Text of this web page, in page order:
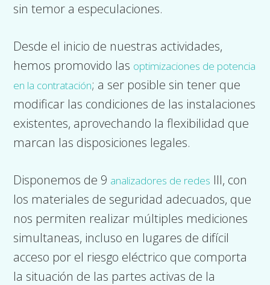
sin temor a especulaciones.
Desde el inicio de nuestras actividades,
hemos promovido las optimizaciones de potencia
en la contratación; a ser posible sin tener que
modificar las condiciones de las instalaciones
existentes, aprovechando la flexibilidad que
marcan las disposiciones legales.
Disponemos de 9 analizadores de redes III, con
los materiales de seguridad adecuados, que
nos permiten realizar múltiples mediciones
simultaneas, incluso en lugares de difícil
acceso por el riesgo eléctrico que comporta
la situación de las partes activas de la